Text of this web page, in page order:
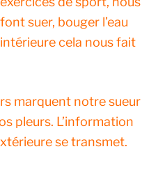
font suer, bouger l’eau
intérieure cela nous fait
marquent notre sueur
pleurs. L’information
se transmet.